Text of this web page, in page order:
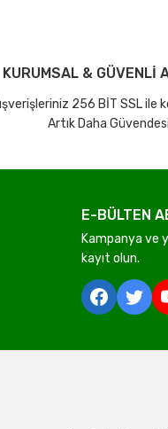
KURUMSAL & GÜVENLİ
256 BİT SSL ile
Artık Daha
E-BÜLTEN
Kampanya ve
kayıt olun.